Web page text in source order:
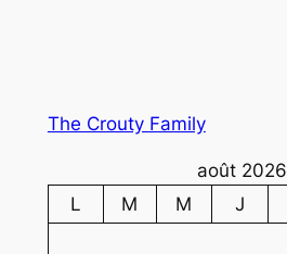
The Crouty Family
août 2026
L
M M J